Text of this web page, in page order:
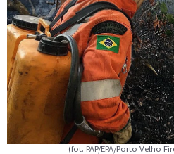
(fot. PAP/EPA/Porto Velho